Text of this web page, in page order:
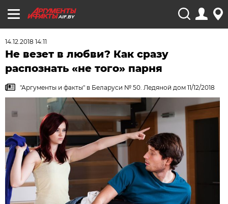
AIF.BY
14.12.2018 14:11
Не везет в любви? Как сразу
распознать «не того» парня
"Аргументы и факты" в Беларуси № 50. Ледяной дом 11/12/2018